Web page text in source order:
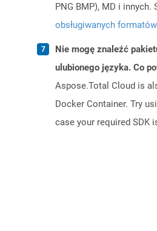
PNG BMP), MD i innych.
obsługiwanych
Nie mogę znaleźć
ulubionego języka. Co
Aspose.Total Cloud is
Docker Container. Try
case your required SDK